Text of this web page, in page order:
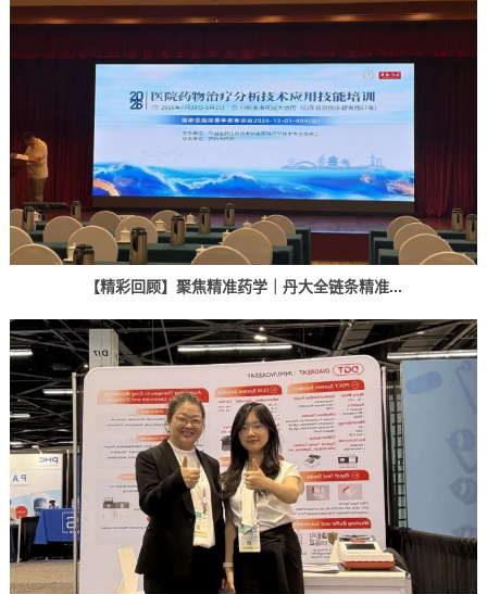
【精彩回顾】聚焦精准药学｜丹大全链条精准...